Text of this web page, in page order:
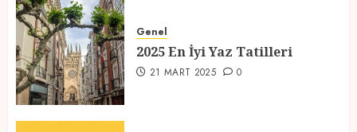
Genel
2025 En İyi Yaz Tatilleri
21 MART 2025 0